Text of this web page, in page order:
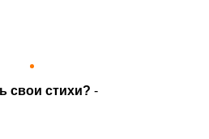
свои стихи? -